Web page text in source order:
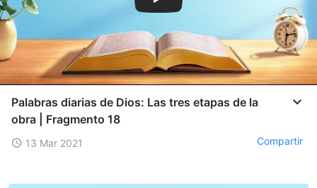
Palabras diarias de Dios: Las tres etapas de la
obra | Fragmento 18
13 Mar 2021 Compartir